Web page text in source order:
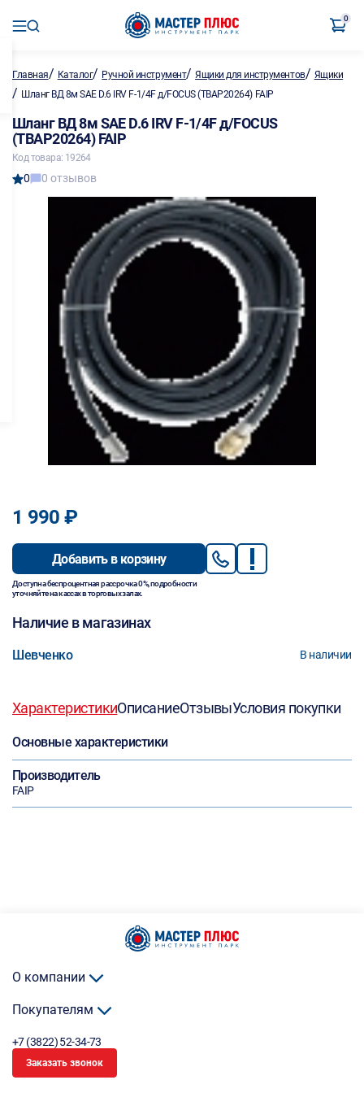
0
Главная/ Каталог/ Ручной инструмент/Ящики для инструментов/ Ящики
/ Шланг ВД 8м SAE D.6 IRV F-1/4F д/FOCUS (TBAP20264) FAIP
Шланг ВД 8м SAE D.6 IRV F-1/4F д/FOCUS
(TBAP20264) FAIP
Код товара: 19264
0 0 отзывов
1 990 ₽
Добавить в корзину
Доступна беспроцентная рассрочка 0%, подробности
уточняйте на кассах в торговых залах.
Наличие в магазинах
Шевченко В наличии
ХарактеристикиОписаниеОтзывыУсловия покупки
Основные характеристики
Производитель
FAIP
О компании
Покупателям
+7 (3822) 52-34-73
Заказать звонок